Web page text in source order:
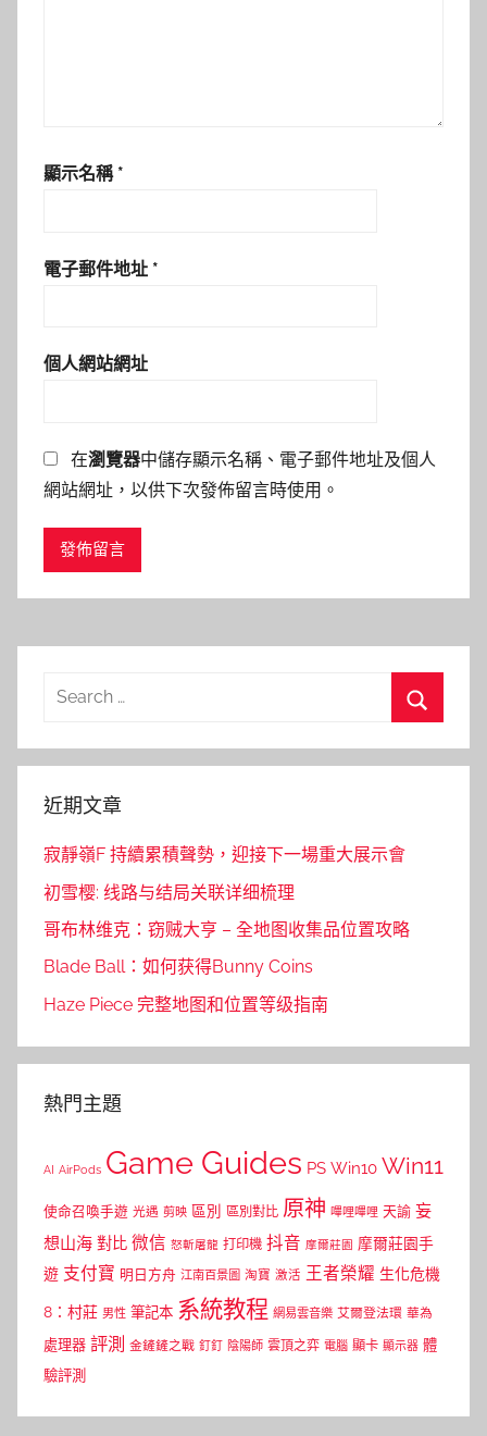
顯示名稱 *
電子郵件地址 *
個人網站網址
在瀏覽器中儲存顯示名稱、電子郵件地址及個人
網站網址，以供下次發佈留言時使用。
Search
近期文章
寂靜嶺F 持續累積聲勢，迎接下一場重大展示會
初雪樱: 线路与结局关联详细梳理
哥布林维克：窃贼大亨 – 全地图收集品位置攻略
Blade Ball：如何获得Bunny Coins
Haze Piece 完整地图和位置等级指南
熱門主題
AI AirPods Game Guides PS Win10 Win11
使命召喚手遊 光遇 剪映 區別 區別對比 原神 嗶哩嗶哩 天諭 妄
想山海 對比 微信 怒斬屠龍 打印機 抖音 摩爾莊園 摩爾莊園手
遊 支付寶 明日方舟 江南百景圖 淘寶 激活 王者榮耀 生化危機
8：村莊 男性 筆記本 系統教程 網易雲音樂 艾爾登法環 華為
處理器 評測 金鏟鏟之戰 釘釘 陰陽師 雲頂之弈 電腦 顯卡 顯示器 體
驗評測